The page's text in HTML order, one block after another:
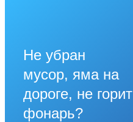
Не убран
мусор, яма на
дороге, не горит
фонарь?